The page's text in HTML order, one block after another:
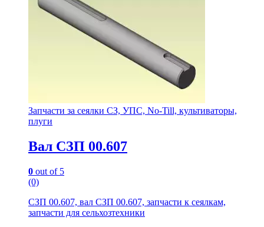
Запчасти за сеялки СЗ, УПС, No-Till, культиваторы,
плуги
Вал СЗП 00.607
0 out of 5
(0)
СЗП 00.607, вал СЗП 00.607, запчасти к сеялкам,
запчасти для сельхозтехники